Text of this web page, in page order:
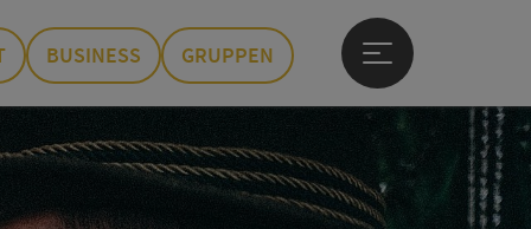
BUSINESS GRUPPEN
Hauptmenü öffnen